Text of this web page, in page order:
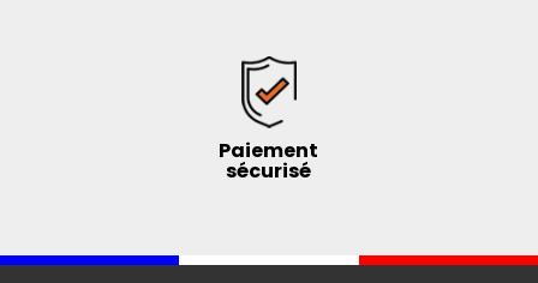
Paiement
sécurisé